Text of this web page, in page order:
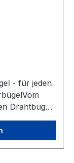
- für jeden
Drahtbügel.